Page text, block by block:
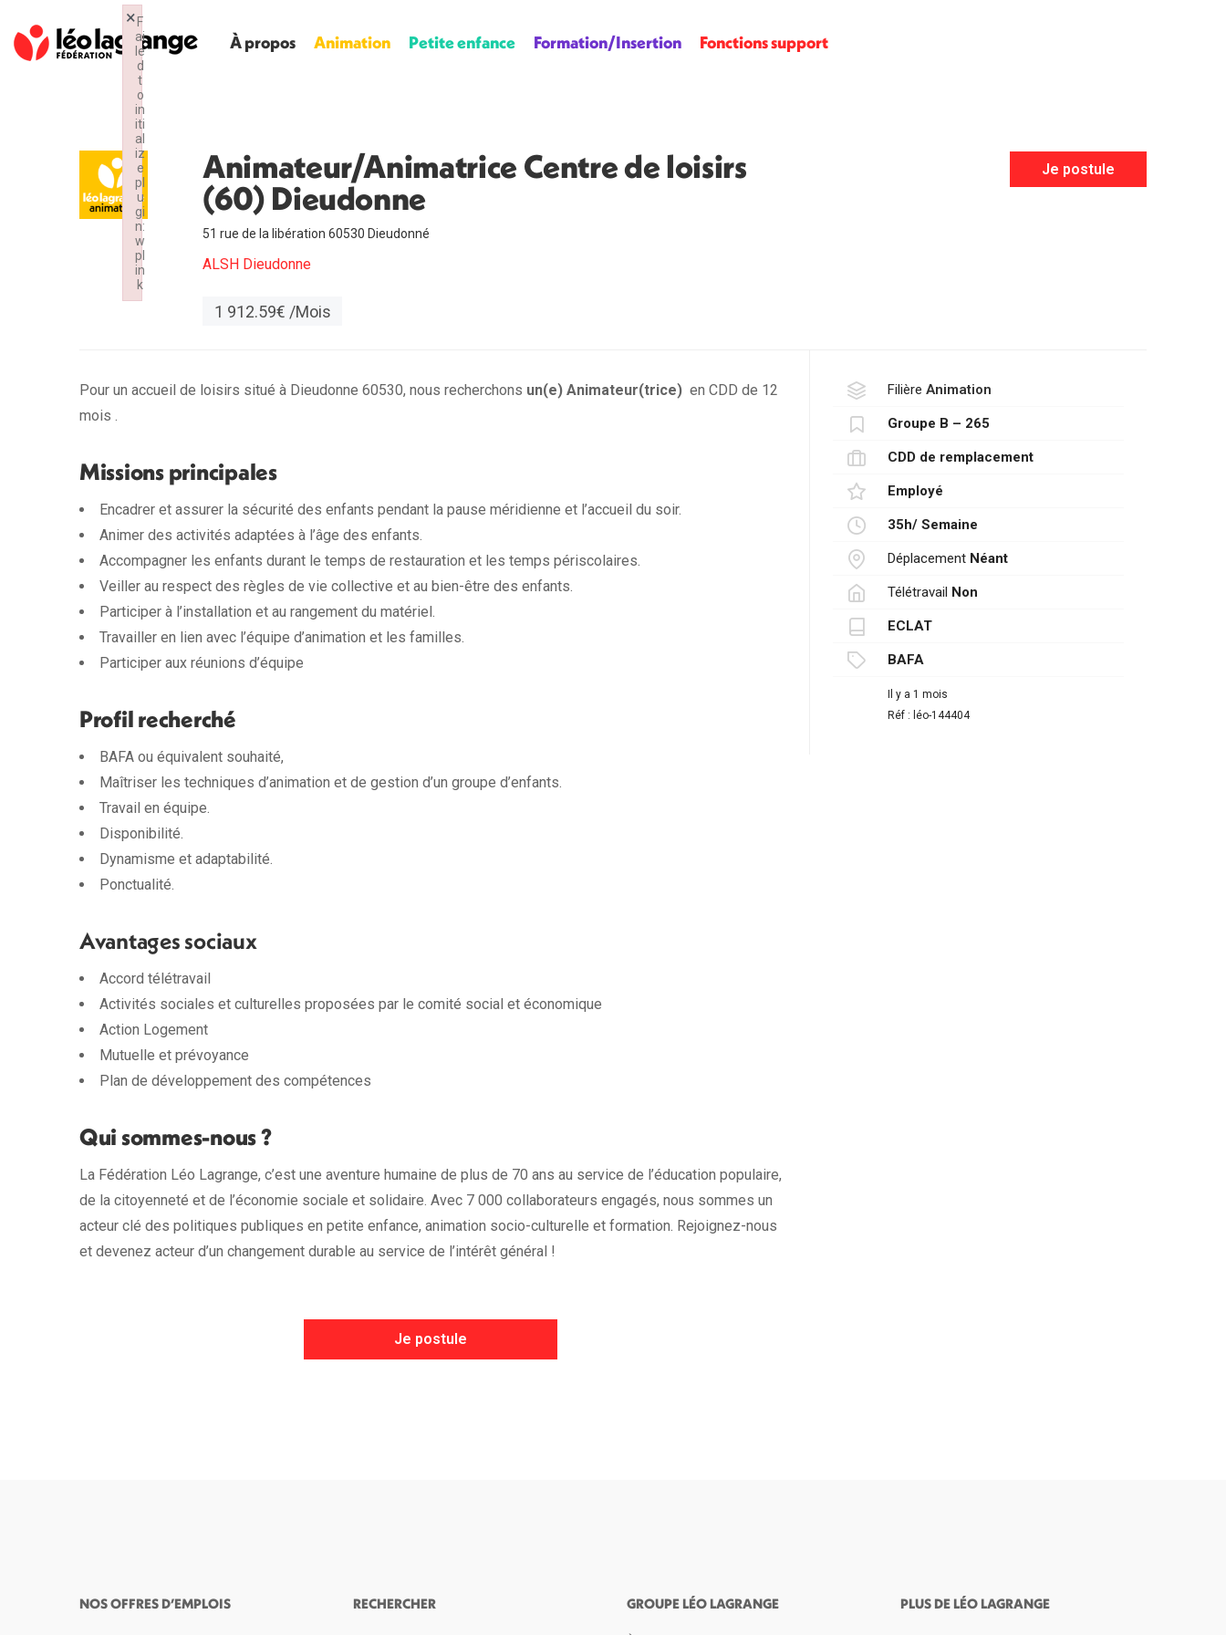
À propos Animation Petite enfance Formation/Insertion Fonctions support
Animateur/Animatrice Centre de loisirs
(60) Dieudonne
51 rue de la libération 60530 Dieudonné
ALSH Dieudonne
1 912.59€ /Mois
Je postule
Pour un accueil de loisirs situé à Dieudonne 60530, nous recherchons un(e) Animateur(trice) en CDD de 12
mois .
Missions principales
Encadrer et assurer la sécurité des enfants pendant la pause méridienne et l’accueil du soir.
Animer des activités adaptées à l’âge des enfants.
Accompagner les enfants durant le temps de restauration et les temps périscolaires.
Veiller au respect des règles de vie collective et au bien-être des enfants.
Participer à l’installation et au rangement du matériel.
Travailler en lien avec l’équipe d’animation et les familles.
Participer aux réunions d’équipe
Profil recherché
BAFA ou équivalent souhaité,
Maîtriser les techniques d’animation et de gestion d’un groupe d’enfants.
Travail en équipe.
Disponibilité.
Dynamisme et adaptabilité.
Ponctualité.
Avantages sociaux
Accord télétravail
Activités sociales et culturelles proposées par le comité social et économique
Action Logement
Mutuelle et prévoyance
Plan de développement des compétences
Qui sommes-nous ?
La Fédération Léo Lagrange, c’est une aventure humaine de plus de 70 ans au service de l’éducation populaire,
de la citoyenneté et de l’économie sociale et solidaire. Avec 7 000 collaborateurs engagés, nous sommes un
acteur clé des politiques publiques en petite enfance, animation socio-culturelle et formation. Rejoignez-nous
et devenez acteur d’un changement durable au service de l’intérêt général !
Je postule
Filière Animation
Groupe B – 265
CDD de remplacement
Employé
35h/ Semaine
Déplacement Néant
Télétravail Non
ECLAT
BAFA
Il y a 1 mois
Réf : léo-144404
NOS OFFRES D’EMPLOIS RECHERCHER GROUPE LÉO LAGRANGE PLUS DE LÉO LAGRANGE
F
ai
le
d
t
o
in
iti
al
iz
e
pl
u
gi
n:
w
pl
in
k
×
Failed to initialize plugin: wplink